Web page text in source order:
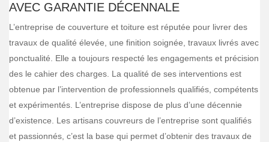
AVEC GARANTIE DÉCENNALE
L’entreprise de couverture et toiture est réputée pour livrer des
travaux de qualité élevée, une finition soignée, travaux livrés avec
ponctualité. Elle a toujours respecté les engagements et précision
des le cahier des charges. La qualité de ses interventions est
obtenue par l’intervention de professionnels qualifiés, compétents
et expérimentés. L’entreprise dispose de plus d’une décennie
d’existence. Les artisans couvreurs de l’entreprise sont qualifiés
et passionnés, c’est la base qui permet d’obtenir des travaux de